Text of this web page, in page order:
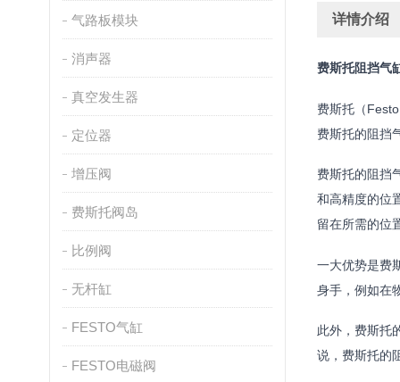
气路板模块
消声器
真空发生器
定位器
增压阀
费斯托阀岛
比例阀
无杆缸
FESTO气缸
FESTO电磁阀
详情介绍
费斯托阻挡气
费斯托（
费斯托的阻挡
费斯托的阻挡
和高精度的位
留在所需的位
一大优势是费
身手，例如在
此外，费斯托
说，费斯托的